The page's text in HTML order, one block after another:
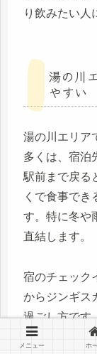
り飲みたい人
湯の川
やすい
湯の川エリア
多くは、宿泊
駅前まで戻る
くで食事でき
す。特に冬や
直結します。
宿のチェック
からジンギス
過ごし方です
でゆっくりす
メニュー ホ